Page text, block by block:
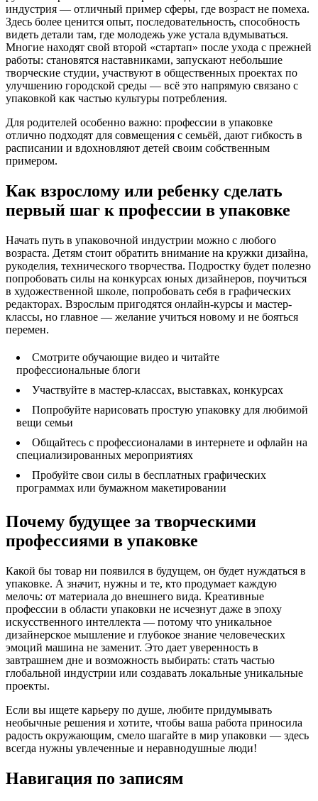
индустрия — отличный пример сферы, где возраст не помеха.
Здесь более ценится опыт, последовательность, способность
видеть детали там, где молодежь уже устала вдумываться.
Многие находят свой второй «стартап» после ухода с прежней
работы: становятся наставниками, запускают небольшие
творческие студии, участвуют в общественных проектах по
улучшению городской среды — всё это напрямую связано с
упаковкой как частью культуры потребления.
Для родителей особенно важно: профессии в упаковке
отлично подходят для совмещения с семьёй, дают гибкость в
расписании и вдохновляют детей своим собственным
примером.
Как взрослому или ребенку сделать
первый шаг к профессии в упаковке
Начать путь в упаковочной индустрии можно с любого
возраста. Детям стоит обратить внимание на кружки дизайна,
рукоделия, технического творчества. Подростку будет полезно
попробовать силы на конкурсах юных дизайнеров, поучиться
в художественной школе, попробовать себя в графических
редакторах. Взрослым пригодятся онлайн-курсы и мастер-
классы, но главное — желание учиться новому и не бояться
перемен.
Смотрите обучающие видео и читайте
профессиональные блоги
Участвуйте в мастер-классах, выставках, конкурсах
Попробуйте нарисовать простую упаковку для любимой
вещи семьи
Общайтесь с профессионалами в интернете и офлайн на
специализированных мероприятиях
Пробуйте свои силы в бесплатных графических
программах или бумажном макетировании
Почему будущее за творческими
профессиями в упаковке
Какой бы товар ни появился в будущем, он будет нуждаться в
упаковке. А значит, нужны и те, кто продумает каждую
мелочь: от материала до внешнего вида. Креативные
профессии в области упаковки не исчезнут даже в эпоху
искусственного интеллекта — потому что уникальное
дизайнерское мышление и глубокое знание человеческих
эмоций машина не заменит. Это дает уверенность в
завтрашнем дне и возможность выбирать: стать частью
глобальной индустрии или создавать локальные уникальные
проекты.
Если вы ищете карьеру по душе, любите придумывать
необычные решения и хотите, чтобы ваша работа приносила
радость окружающим, смело шагайте в мир упаковки — здесь
всегда нужны увлеченные и неравнодушные люди!
Навигация по записям